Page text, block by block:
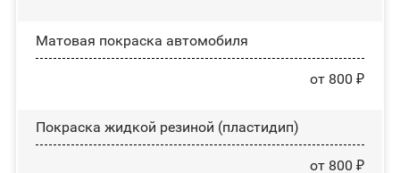
Матовая покраска автомобиля
от 800 ₽
Покраска жидкой резиной (пластидип)
от 800 ₽